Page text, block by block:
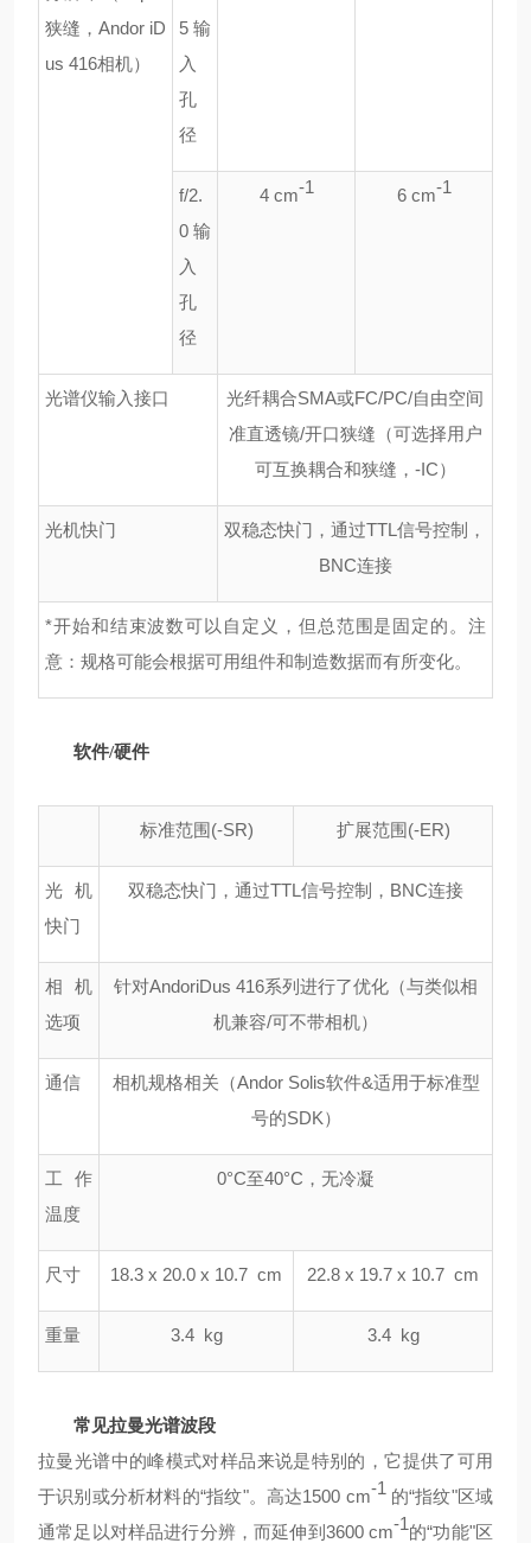
狭缝，Andor iD
us 416相机）
5 输
入
孔
径
f/2.
0 输
入
孔
径
4 cm-1 6 cm-1
光谱仪输入接口
光纤耦合SMA或FC/PC/自由空间
准直透镜/开口狭缝（可选择用户
可互换耦合和狭缝，-IC）
光机快门
双稳态快门，通过TTL信号控制，
BNC连接
*开始和结束波数可以自定义，但总范围是固定的。注
意：规格可能会根据可用组件和制造数据而有所变化。
软件/硬件
标准范围(-SR) 扩展范围(-ER)
光机
快门
双稳态快门，通过TTL信号控制，BNC连接
相机
选项
针对AndoriDus 416系列进行了优化（与类似相
机兼容/可不带相机）
通信
相机规格相关（Andor Solis软件&适用于标准型
号的SDK）
工作
温度
0°C至40°C，无冷凝
尺寸 18.3 x 20.0 x 10.7 cm 22.8 x 19.7 x 10.7 cm
重量 3.4 kg 3.4 kg
常见拉曼光谱波段
拉曼光谱中的峰模式对样品来说是特别的，它提供了可用
于识别或分析材料的“指纹"。高达1500 cm-1 的“指纹"区域
通常足以对样品进行分辨，而延伸到3600 cm-1的“功能"区